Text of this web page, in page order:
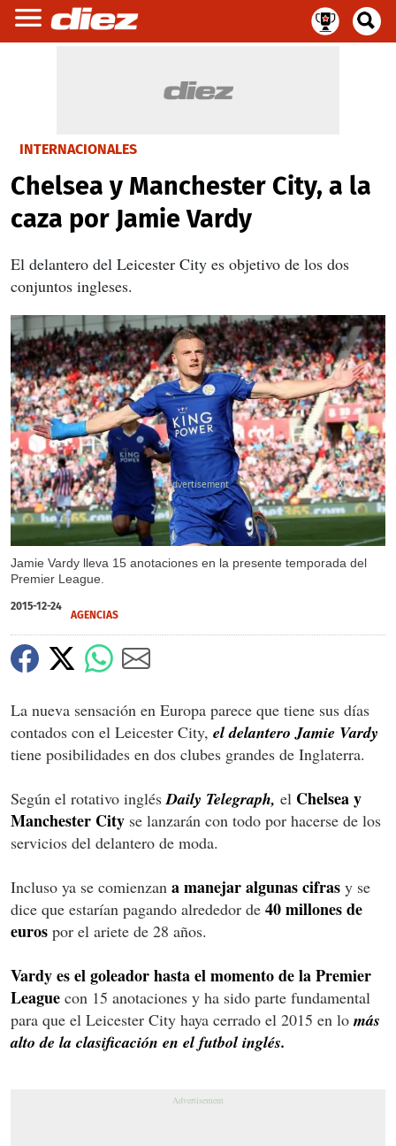
INTERNACIONALES
Chelsea y Manchester City, a la
caza por Jamie Vardy
El delantero del Leicester City es objetivo de los dos
conjuntos ingleses.
Jamie Vardy lleva 15 anotaciones en la presente temporada del
Premier League.
X
2015-12-24
AGENCIAS
La nueva sensación en Europa parece que tiene sus días
contados con el Leicester City, el delantero Jamie Vardy
tiene posibilidades en dos clubes grandes de Inglaterra.
Según el rotativo inglés Daily Telegraph, el Chelsea y
Manchester City se lanzarán con todo por hacerse de los
servicios del delantero de moda.
Incluso ya se comienzan a manejar algunas cifras y se
dice que estarían pagando alrededor de 40 millones de
euros por el ariete de 28 años.
Vardy es el goleador hasta el momento de la Premier
League con 15 anotaciones y ha sido parte fundamental
para que el Leicester City haya cerrado el 2015 en lo más
alto de la clasificación en el futbol inglés.